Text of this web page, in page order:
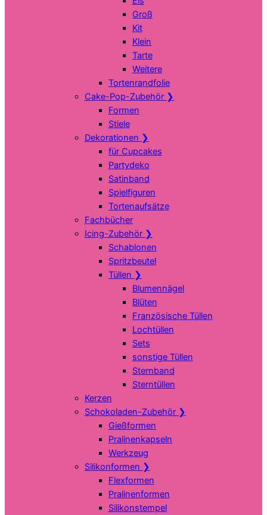
Groß
Kit
Klein
Tarte
Weitere
Tortenrandfolie
Cake-Pop-Zubehör ❯
Formen
Stiele
Dekorationen ❯
für Cupcakes
Partydeko
Satinband
Spielfiguren
Tortenaufsätze
Fachbücher
Icing-Zubehör ❯
Schablonen
Spritzbeutel
Tüllen ❯
Blumennägel
Blüten
Französische Tüllen
Lochtüllen
Sets
sonstige Tüllen
Sternband
Sterntüllen
Kerzen
Schokoladen-Zubehör ❯
Gießformen
Pralinenkapseln
Werkzeug
Silikonformen ❯
Flexformen
Pralinenformen
Silikonstempel